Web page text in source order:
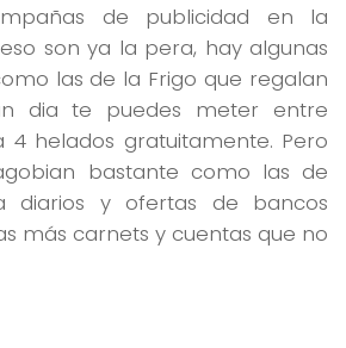
de publicidad en la
son ya la pera, hay algunas
las de la Frigo que regalan
dia te puedes meter entre
4 helados gratuitamente. Pero
bastante como las de
diarios y ofertas de bancos
más carnets y cuentas que no